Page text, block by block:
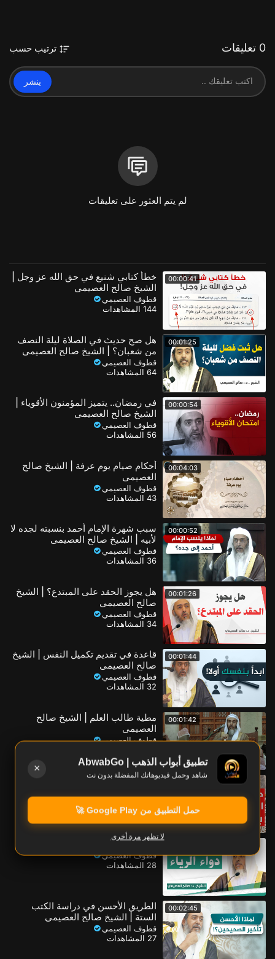
https://t.me/Qutofosaimi
قناة التفريغات:
http://T.me/mkalosyme
قناة الدروس الصوتية:
https://t.me/alosimichannel
https://chat.whatsapp.com/HixPkzUSUyc1kLNalGZPYG
📌 حسابات قناة قطوف العصيمي:
ـ يوتيوب:
https://www.youtube.com/channe....l/UC1M2LA5PSBQPg11C2
ـ تويتر:
https://twitter.com/Qutofosaimi?s=08
ـ تلغرام:
https://t.me/Qutofosaimi
فئة
مقتطفات اسلامية
الفئة الفرعية
مقتطفات الشيخ العصيمي
0 تعليقات ترتيب حسب
ينشر
لم يتم العثور على تعليقات
00:00:41
خطأ كتابي شنيع في حق الله عز وجل |
الشيخ صالح العصيمي
قطوف العصيمي
144 المشاهدات
00:01:25
هل صح حديث في الصلاة ليلة النصف
من شعبان؟ | الشيخ صالح العصيمي
قطوف العصيمي
64 المشاهدات
00:00:54
في رمضان.. يتميز المؤمنون الأقوياء |
الشيخ صالح العصيمي
قطوف العصيمي
56 المشاهدات
00:04:03
أحكام صيام يوم عرفة | الشيخ صالح
العصيمي
قطوف العصيمي
43 المشاهدات
00:00:52
سبب شهرة الإمام أحمد بنسبته لجده لا
لأبيه | الشيخ صالح العصيمي
قطوف العصيمي
36 المشاهدات
00:01:26
هل يجوز الحقد على المبتدع؟ | الشيخ
صالح العصيمي
قطوف العصيمي
34 المشاهدات
00:01:44
قاعدة في تقديم تكميل النفس | الشيخ
صالح العصيمي
قطوف العصيمي
32 المشاهدات
00:01:42
مطية طالب العلم | الشيخ صالح
العصيمي
قطوف العصيمي
00:04:01
طريقة مبتدعة في هذا العصر لتلقي
30 المشاهدات
دواء الرياء | الشيخ صالح العصيمي
قطوف العصيمي
28 المشاهدات
00:02:45
الطريق الأحسن في دراسة الكتب
الستة | الشيخ صالح العصيمي
قطوف العصيمي
27 المشاهدات
تطبيق أبواب الذهب | AbwabGo
شاهد وحمل فيديوهاتك المفضلة بدون نت
×
حمل التطبيق من Google Play 🚀
لا تظهر مرة أخرى